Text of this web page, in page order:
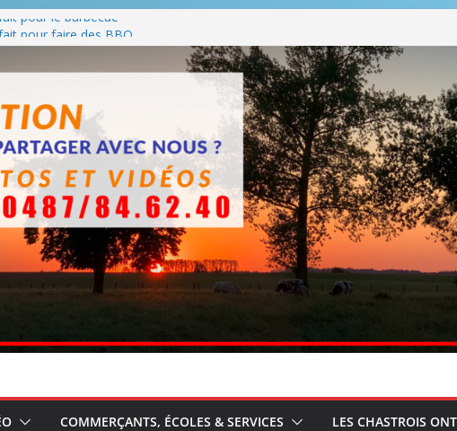
pour le barbecue
pour faire des BBQ
pour des BBQ hormis dimanche
la rue des Combattants entre en chantier dès le 3
COMMERÇANTS, ÉCOLES & SERVICES LES CHASTROIS